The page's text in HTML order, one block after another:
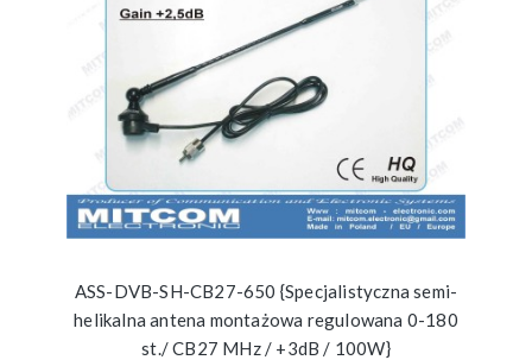
ASS-DVB-SH-CB27-650 {Specjalistyczna semi-
helikalna antena montażowa regulowana 0-180
st./ CB27 MHz / +3dB / 100W}